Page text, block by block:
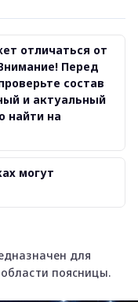
для
поясницы.
отличаться от
Перед
состав
и актуальный
найти на
могут